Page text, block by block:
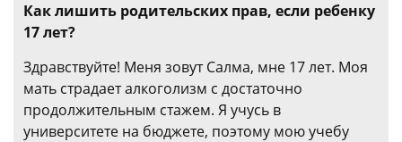
Как лишить родительских прав, если ребенку
17 лет?
Здравствуйте! Меня зовут Салма, мне 17 лет. Моя
мать страдает алкоголизм с достаточно
продолжительным стажем. Я учусь в
университете на бюджете, поэтому мою учебу